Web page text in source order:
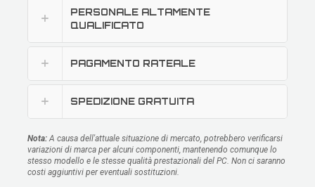
PERSONALE ALTAMENTE
QUALIFICATO
PAGAMENTO RATEALE
SPEDIZIONE GRATUITA
Nota: A causa dell'attuale situazione di mercato, potrebbero verificarsi
variazioni di marca per alcuni componenti, mantenendo comunque lo
stesso modello e le stesse qualità prestazionali del PC. Non ci saranno
costi aggiuntivi per eventuali sostituzioni.